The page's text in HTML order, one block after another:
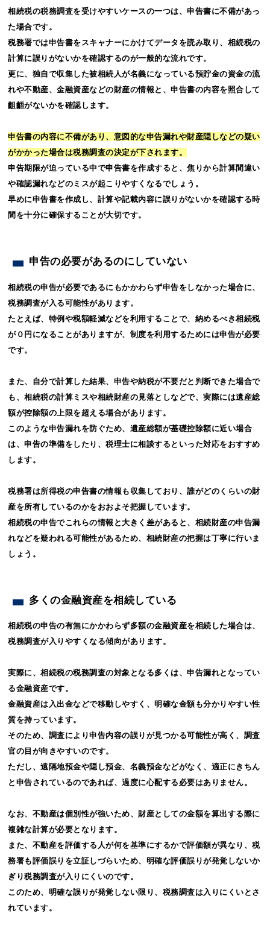
相続税の税務調査を受けやすいケースの一つは、申告書に不備があっ
た場合です。
税務署では申告書をスキャナーにかけてデータを読み取り、相続税の
計算に誤りがないかを確認するのが一般的な流れです。
更に、独自で収集した被相続人が名義になっている預貯金の資金の流
れや不動産、金融資産などの財産の情報と、申告書の内容を照合して
齟齬がないかを確認します。
申告書の内容に不備があり、意図的な申告漏れや財産隠しなどの疑い
がかかった場合は税務調査の決定が下されます。
申告期限が迫っている中で申告書を作成すると、焦りから計算間違い
や確認漏れなどのミスが起こりやすくなるでしょう。
早めに申告書を作成し、計算や記載内容に誤りがないかを確認する時
間を十分に確保することが大切です。
申告の必要があるのにしていない
相続税の申告が必要であるにもかかわらず申告をしなかった場合に、
税務調査が入る可能性があります。
たとえば、特例や税額軽減などを利用することで、納めるべき相続税
が０円になることがありますが、制度を利用するためには申告が必要
です。
また、自分で計算した結果、申告や納税が不要だと判断できた場合で
も、相続税の計算ミスや相続財産の見落としなどで、実際には遺産総
額が控除額の上限を超える場合があります。
このような申告漏れを防ぐため、遺産総額が基礎控除額に近い場合
は、申告の準備をしたり、税理士に相談するといった対応をおすすめ
します。
税務署は所得税の申告書の情報も収集しており、誰がどのくらいの財
産を所有しているのかをおおよそ把握しています。
相続税の申告でこれらの情報と大きく差があると、相続財産の申告漏
れなどを疑われる可能性があるため、相続財産の把握は丁寧に行いま
しょう。
多くの金融資産を相続している
相続税の申告の有無にかかわらず多額の金融資産を相続した場合は、
税務調査が入りやすくなる傾向があります。
実際に、相続税の税務調査の対象となる多くは、申告漏れとなってい
る金融資産です。
金融資産は入出金などで移動しやすく、明確な金額も分かりやすい性
質を持っています。
そのため、調査により申告内容の誤りが見つかる可能性が高く、調査
官の目が向きやすいのです。
ただし、遠隔地預金や隠し預金、名義預金などがなく、適正にきちん
と申告されているのであれば、過度に心配する必要はありません。
なお、不動産は個別性が強いため、財産としての金額を算出する際に
複雑な計算が必要となります。
また、不動産を評価する人が何を基準にするかで評価額が異なり、税
務署も評価誤りを立証しづらいため、明確な評価誤りが発覚しないか
ぎり税務調査が入りにくいのです。
このため、明確な誤りが発覚しない限り、税務調査は入りにくいとさ
れています。